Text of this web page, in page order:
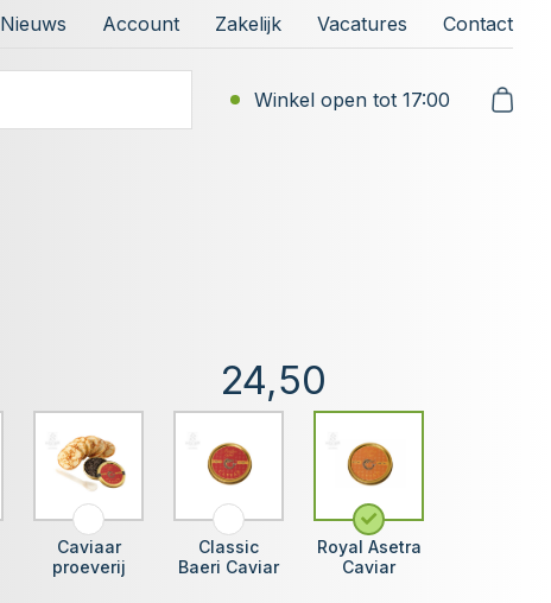
Nieuws Account Zakelijk Vacatures Contact
Winkel open tot 17:00
24,50
Caviaar
proeverij
Classic
Baeri Caviar
Royal Asetra
Caviar